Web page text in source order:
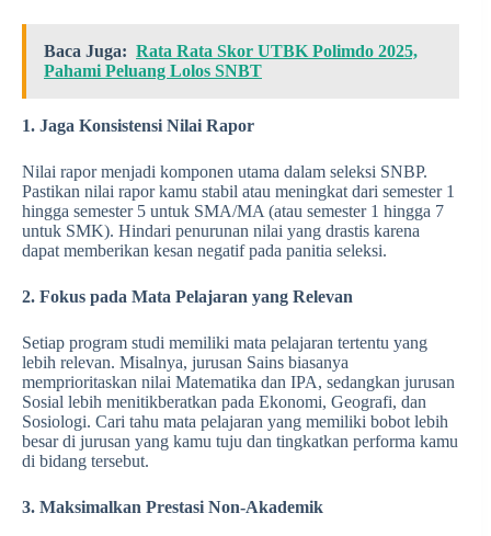
Baca Juga: Rata Rata Skor UTBK Polimdo 2025,
Pahami Peluang Lolos SNBT
1. Jaga Konsistensi Nilai Rapor
Nilai rapor menjadi komponen utama dalam seleksi SNBP.
Pastikan nilai rapor kamu stabil atau meningkat dari semester 1
hingga semester 5 untuk SMA/MA (atau semester 1 hingga 7
untuk SMK). Hindari penurunan nilai yang drastis karena
dapat memberikan kesan negatif pada panitia seleksi.
2. Fokus pada Mata Pelajaran yang Relevan
Setiap program studi memiliki mata pelajaran tertentu yang
lebih relevan. Misalnya, jurusan Sains biasanya
memprioritaskan nilai Matematika dan IPA, sedangkan jurusan
Sosial lebih menitikberatkan pada Ekonomi, Geografi, dan
Sosiologi. Cari tahu mata pelajaran yang memiliki bobot lebih
besar di jurusan yang kamu tuju dan tingkatkan performa kamu
di bidang tersebut.
3. Maksimalkan Prestasi Non-Akademik